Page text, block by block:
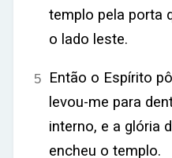
templo pela porta
o lado leste.
5 Então o Espírito
levou-me para
interno, e a glória
encheu o templo.